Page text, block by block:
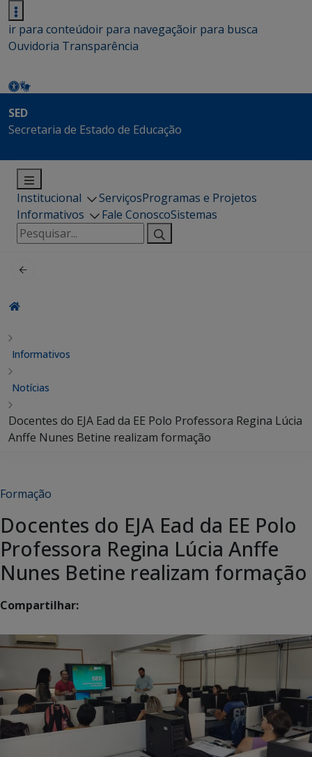
ir para conteúdoir para navegaçãoir para busca
Ouvidoria Transparência
SED
Secretaria de Estado de Educação
Institucional ServiçosProgramas e Projetos
Informativos
Fale ConoscoSistemas
Pesquisar
por:
Informativos
Notícias
Docentes do EJA Ead da EE Polo Professora Regina Lúcia
Anffe Nunes Betine realizam formação
Formação
Docentes do EJA Ead da EE Polo
Professora Regina Lúcia Anffe
Nunes Betine realizam formação
Compartilhar: